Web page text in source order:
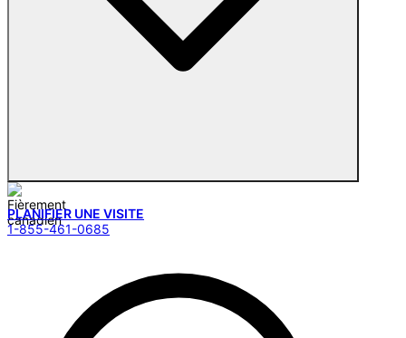
PLANIFIER UNE VISITE
1-855-461-0685